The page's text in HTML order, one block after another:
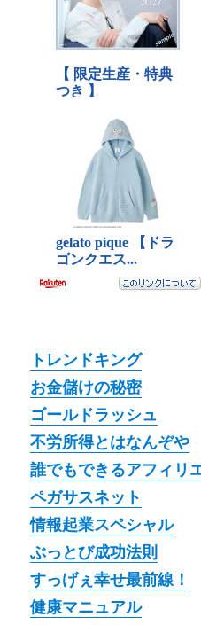
トレンドキング
お金儲けの秘密
ゴールドラッシュ
不労所得とはなんぞや
誰でもできるアフィリ
ペガサスネット
情報起業スペシャル
ぶっとび成功法則
すっげぇ幸せ最前線！
健康マニュアル